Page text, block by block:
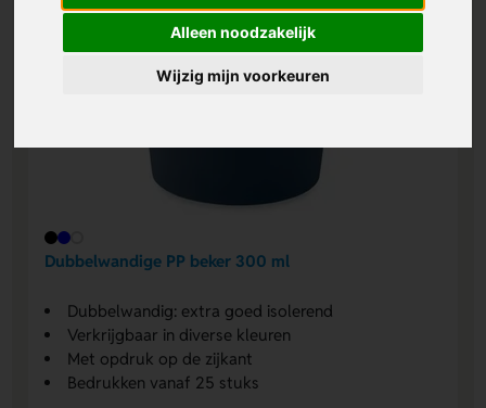
Alleen noodzakelijk
Wijzig mijn voorkeuren
Dubbelwandige PP beker 300 ml
Dubbelwandig: extra goed isolerend
Verkrijgbaar in diverse kleuren
Met opdruk op de zijkant
Bedrukken vanaf 25 stuks